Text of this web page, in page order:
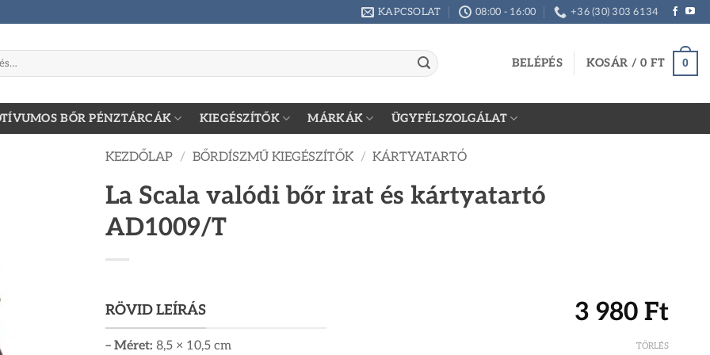
KAPCSOLAT 08:00 - 16:00 +36 (30) 303 6134
BELÉPÉS KOSÁR /0 FT 0
BŐR PÉNZTÁRCÁK KIEGÉSZÍTŐK MÁRKÁK ÜGYFÉLSZOLGÁLAT
KEZDŐLAP / BŐRDÍSZMŰ KIEGÉSZÍTŐK / KÁRTYATARTÓ
La Scala valódi bőr irat és kártyatartó
AD1009/T
RÖVID LEÍRÁS
– Méret: 8,5 × 10,5 cm
3 980 Ft
TÖRLÉS